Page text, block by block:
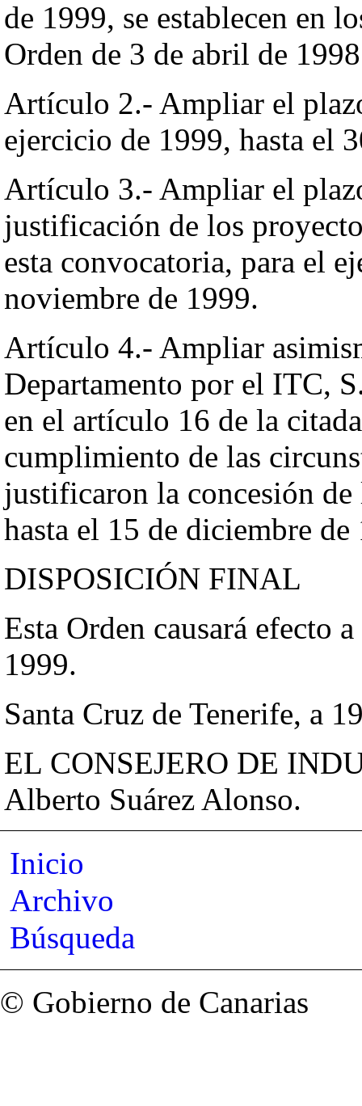
de 1999, se establecen en
Orden de 3 de abril de
Artículo 2.- Ampliar el
ejercicio de 1999, hasta el
Artículo 3.- Ampliar el
justificación de los
esta convocatoria, para el
noviembre de 1999.
Artículo 4.- Ampliar
Departamento por el ITC,
en el artículo 16 de la
cumplimiento de las
justificaron la concesión
hasta el 15 de diciembre de
DISPOSICIÓN FINAL
Esta Orden causará efecto
1999.
Santa Cruz de Tenerife, a
EL CONSEJERO DE
Alberto Suárez Alonso.
Inicio
Archivo
Búsqueda
© Gobierno de Canarias